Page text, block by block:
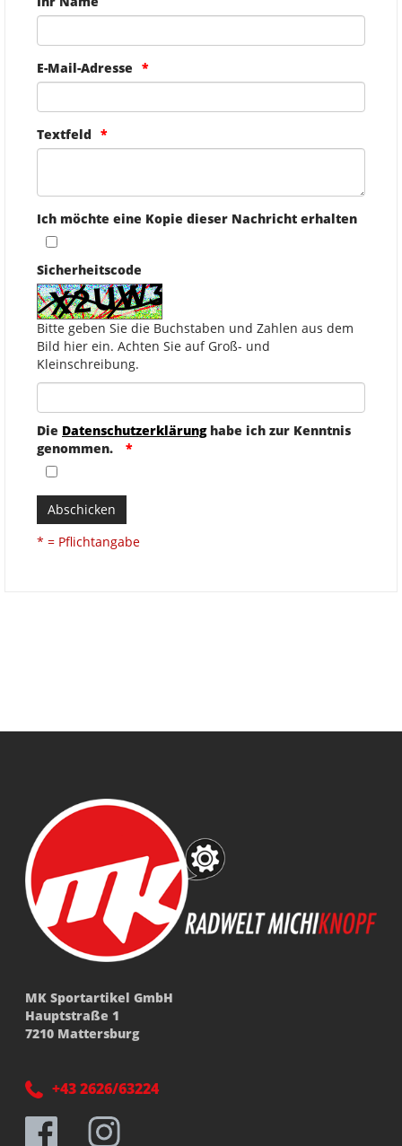
E-Mail-Adresse
Textfeld
Ich möchte eine Kopie dieser Nachricht erhalten
Sicherheitscode
Bitte geben Sie die Buchstaben und Zahlen aus dem
Bild hier ein. Achten Sie auf Groß- und
Kleinschreibung.
Die Datenschutzerklärunghabe ich zur Kenntnis
genommen.
Abschicken
* = Pflichtangabe
MK Sportartikel GmbH
Hauptstraße 1
7210 Mattersburg
+43 2626/63224